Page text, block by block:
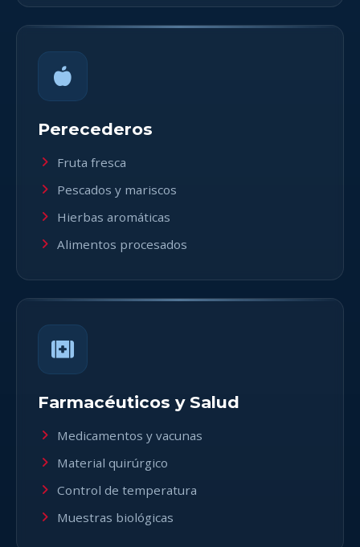
Perecederos
Fruta fresca
Pescados y mariscos
Hierbas aromáticas
Alimentos procesados
Farmacéuticos y Salud
Medicamentos y vacunas
Material quirúrgico
Control de temperatura
Muestras biológicas